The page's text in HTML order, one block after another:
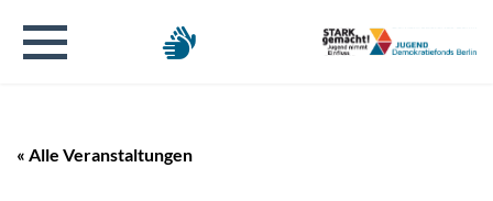
« Alle Veranstaltungen